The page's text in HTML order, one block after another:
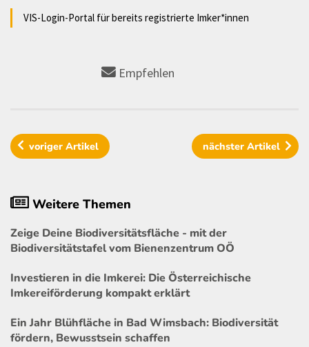
VIS-Login-Portal für bereits registrierte Imker*innen
Empfehlen
vorigerArtikel nächster Artikel
Weitere Themen
Zeige Deine Biodiversitätsfläche - mit der
Biodiversitätstafel vom Bienenzentrum OÖ
Investieren in die Imkerei: Die Österreichische
Imkereiförderung kompakt erklärt
Ein Jahr Blühfläche in Bad Wimsbach: Biodiversität
fördern, Bewusstsein schaffen